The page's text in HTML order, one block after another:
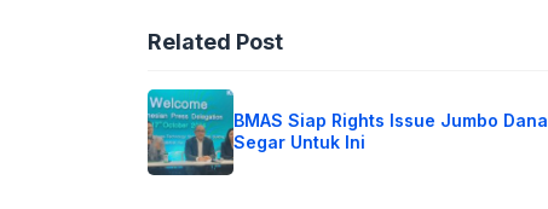
Related Post
BMAS Siap Rights Issue Jumbo Dana
Segar Untuk Ini